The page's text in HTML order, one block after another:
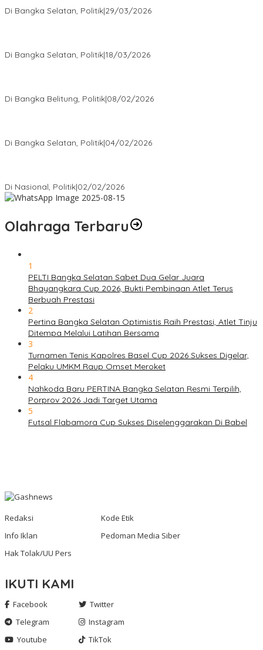
Di Bangka Selatan, Politik|29/03/2026
Di Bangka Selatan, Politik|18/03/2026
Di Bangka Belitung, Politik|08/02/2026
Di Bangka Selatan, Politik|04/02/2026
Di Nasional, Politik|02/02/2026
Olahraga Terbaru
1
PELTI Bangka Selatan Sabet Dua Gelar Juara
Bhayangkara Cup 2026, Bukti Pembinaan Atlet Terus
Berbuah Prestasi
2
Pertina Bangka Selatan Optimistis Raih Prestasi, Atlet Tinju
Ditempa Melalui Latihan Bersama
3
Turnamen Tenis Kapolres Basel Cup 2026 Sukses Digelar,
Pelaku UMKM Raup Omset Meroket
4
Nahkoda Baru PERTINA Bangka Selatan Resmi Terpilih,
Porprov 2026 Jadi Target Utama
5
Futsal Flabamora Cup Sukses Diselenggarakan Di Babel
Redaksi
Kode Etik
Info Iklan
Pedoman Media Siber
Hak Tolak/UU Pers
IKUTI KAMI
Facebook
Twitter
Telegram
Instagram
Youtube
TikTok